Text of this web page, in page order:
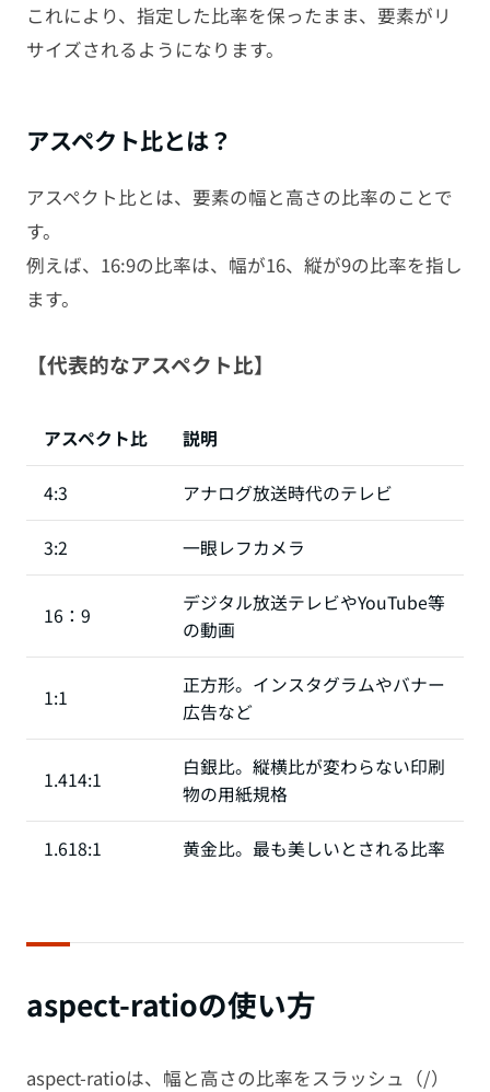
これにより、指定した比率を保ったまま、要素がリ
サイズされるようになります。
アスペクト比とは？
アスペクト比とは、要素の幅と高さの比率のことで
す。
例えば、16:9の比率は、幅が16、縦が9の比率を指し
ます。
【代表的なアスペクト比】
アスペクト比 説明
4:3 アナログ放送時代のテレビ
3:2 一眼レフカメラ
16：9
デジタル放送テレビやYouTube等
の動画
1:1
正方形。インスタグラムやバナー
広告など
1.414:1
白銀比。縦横比が変わらない印刷
物の用紙規格
1.618:1 黄金比。最も美しいとされる比率
aspect-ratioの使い方
aspect-ratioは、幅と高さの比率をスラッシュ（/）